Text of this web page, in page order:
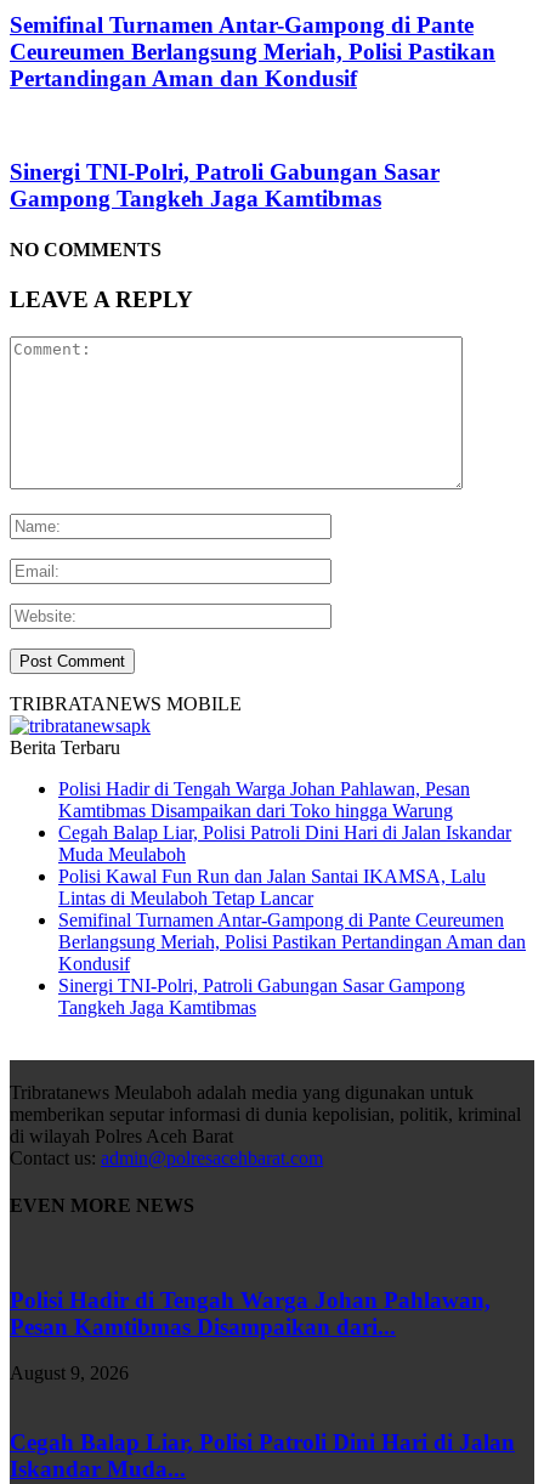
Semifinal Turnamen Antar-Gampong di Pante
Ceureumen Berlangsung Meriah, Polisi Pastikan
Pertandingan Aman dan Kondusif
Sinergi TNI-Polri, Patroli Gabungan Sasar
Gampong Tangkeh Jaga Kamtibmas
NO COMMENTS
LEAVE A REPLY
TRIBRATANEWS MOBILE
Berita Terbaru
Polisi Hadir di Tengah Warga Johan Pahlawan, Pesan
Kamtibmas Disampaikan dari Toko hingga Warung
Cegah Balap Liar, Polisi Patroli Dini Hari di Jalan Iskandar
Muda Meulaboh
Polisi Kawal Fun Run dan Jalan Santai IKAMSA, Lalu
Lintas di Meulaboh Tetap Lancar
Semifinal Turnamen Antar-Gampong di Pante Ceureumen
Berlangsung Meriah, Polisi Pastikan Pertandingan Aman dan
Kondusif
Sinergi TNI-Polri, Patroli Gabungan Sasar Gampong
Tangkeh Jaga Kamtibmas
Tribratanews Meulaboh adalah media yang digunakan untuk
memberikan seputar informasi di dunia kepolisian, politik, kriminal
di wilayah Polres Aceh Barat
Contact us: admin@polresacehbarat.com
EVEN MORE NEWS
Polisi Hadir di Tengah Warga Johan Pahlawan,
Pesan Kamtibmas Disampaikan dari...
August 9, 2026
Cegah Balap Liar, Polisi Patroli Dini Hari di Jalan
Iskandar Muda...